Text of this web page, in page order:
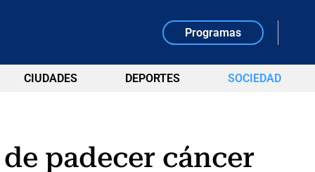
Programas
CIUDADES DEPORTES SOCIEDAD
padecer cáncer